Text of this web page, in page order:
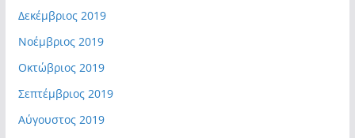
Δεκέμβριος 2019
Νοέμβριος 2019
Οκτώβριος 2019
Σεπτέμβριος 2019
Αύγουστος 2019